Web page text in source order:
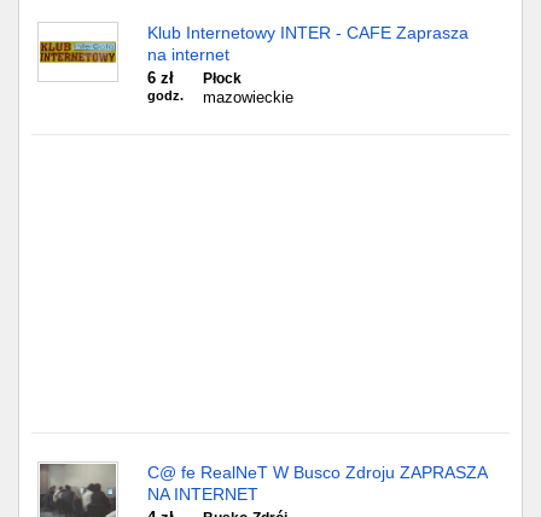
Klub Internetowy INTER - CAFE Zaprasza
na internet
6 zł
godz.
Płock
mazowieckie
C@ fe RealNeT W Busco Zdroju ZAPRASZA
NA INTERNET
Chorzów
Lublin
Częstochowa